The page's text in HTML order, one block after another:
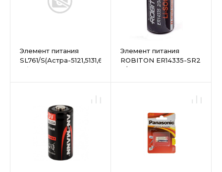
Элемент питания
SL761/S(Астра-5121,5131,6131
образца до 2008г)
Элемент питания
ROBITON ER14335-SR2
2/3AA SR2